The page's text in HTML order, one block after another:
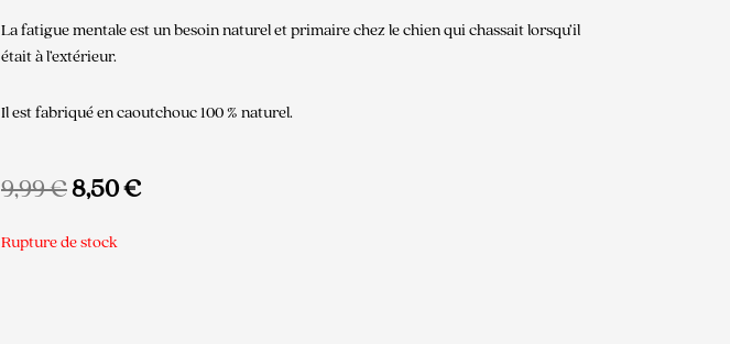
La fatigue mentale est un besoin naturel et primaire chez le chien qui chassait lorsqu’il
était à l’extérieur.
Il est fabriqué en caoutchouc 100 % naturel.
9,99€Le
initial
8,50€Le
Rupture de stock